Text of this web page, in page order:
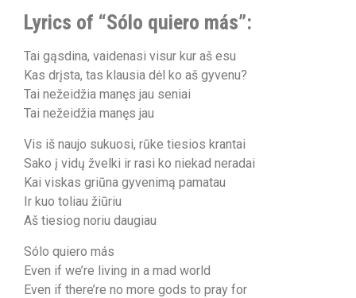
Lyrics of “Sólo quiero más”:
Tai gąsdina, vaidenasi visur kur aš esu
Kas drįsta, tas klausia dėl ko aš gyvenu?
Tai nežeidžia manęs jau seniai
Tai nežeidžia manęs jau
Vis iš naujo sukuosi, rūke tiesios krantai
Sako į vidų žvelki ir rasi ko niekad neradai
Kai viskas griūna gyvenimą pamatau
Ir kuo toliau žiūriu
Aš tiesiog noriu daugiau
Sólo quiero más
Even if we’re living in a mad world
Even if there’re no more gods to pray for